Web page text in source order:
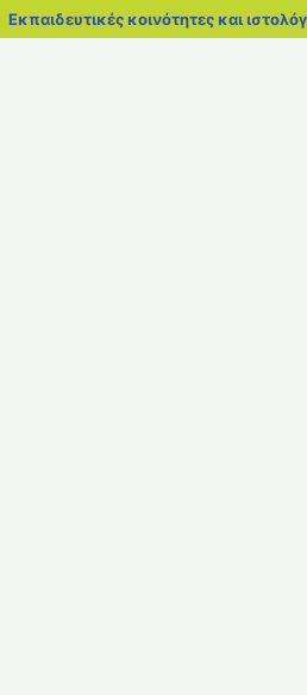
Εκπαιδευτικές κοινότητες και